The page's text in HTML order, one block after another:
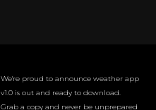
We're proud to announce weather app
v1.0 is out and ready to download.
Grab a copy and never be unprepared